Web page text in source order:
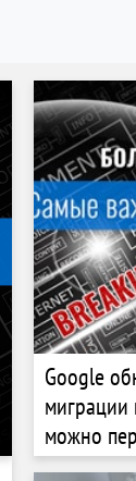
Google
можно
пароли,